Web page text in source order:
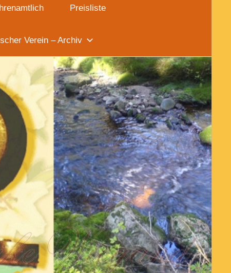
Preisliste
Verein – Archiv